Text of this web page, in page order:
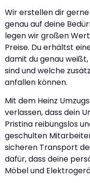
Wir erstellen dir
genau auf deine
legen wir großen
Preise. Du erhältst
damit du genau
sind und welche
anfallen können.
Mit dem Heinz
verlassen, dass dein
Pristina reibungslos
geschulten
sicheren Transport
dafür, dass deine
Möbel und